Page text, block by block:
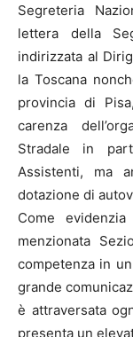
Segreteria
lettera della
indirizzata al
la Toscana
provincia di
carenza
Stradale in
Assistenti, ma
dotazione di
Come
menzionata
competenza in
grande
è attraversata
presenta un